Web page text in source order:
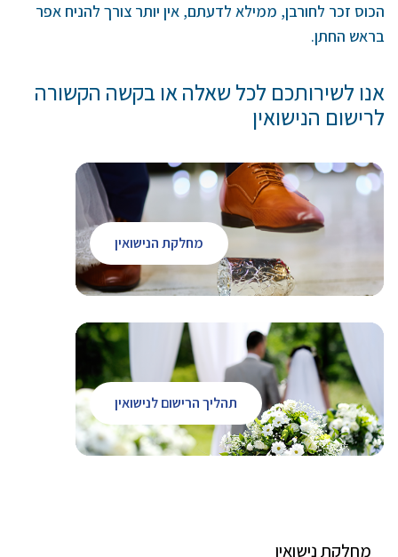
הכוס זכר לחורבן, ממילא לדעתם, אין יותר צורך להניח אפר
בראש החתן.
אנו לשירותכם לכל שאלה או בקשה הקשורה
לרישום הנישואין
מחלקת הנישואין
תהליך הרישום לנישואין
מחלקת נישואין